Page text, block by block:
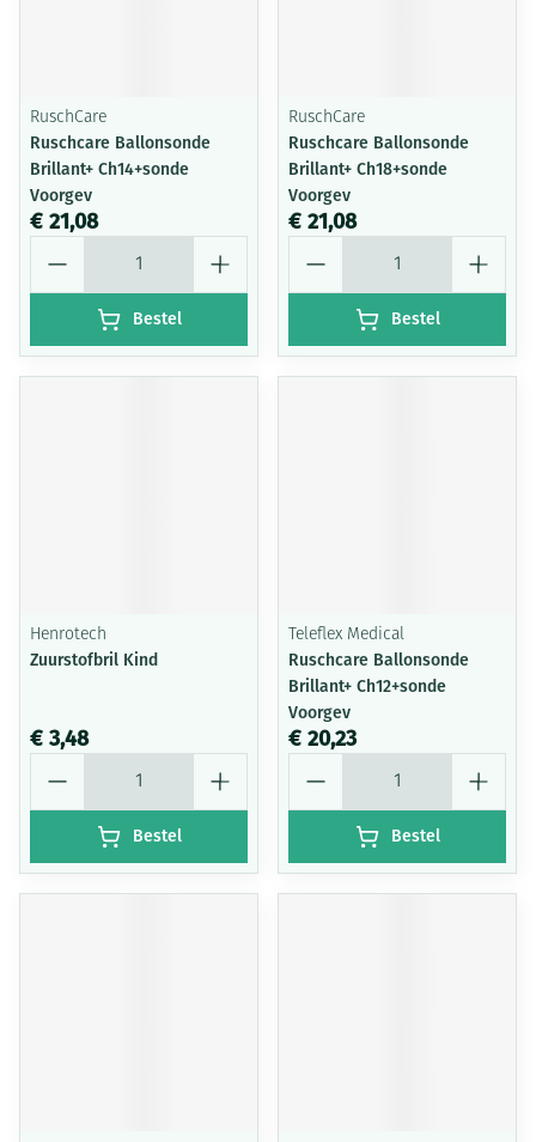
RuschCare
Ruschcare Ballonsonde
Brillant+ Ch14+sonde
Voorgev
€ 21,08
Bestel
RuschCare
Ruschcare Ballonsonde
Brillant+ Ch18+sonde
Voorgev
€ 21,08
Bestel
Henrotech
Zuurstofbril Kind
€ 3,48
Bestel
Teleflex Medical
Ruschcare Ballonsonde
Brillant+ Ch12+sonde
Voorgev
€ 20,23
Bestel